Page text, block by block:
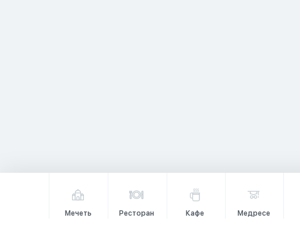
Мечеть Ресторан Кафе Медресе